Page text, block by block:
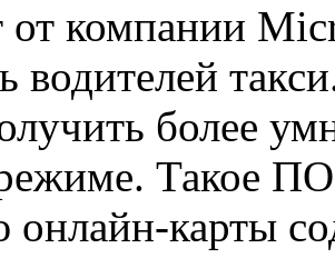
от компании
водителей
более
Такое ПО
онлайн-карты